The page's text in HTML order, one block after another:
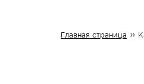
Главная страница »